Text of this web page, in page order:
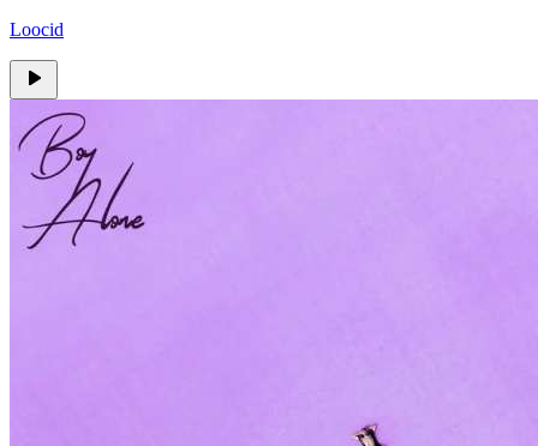
Loocid